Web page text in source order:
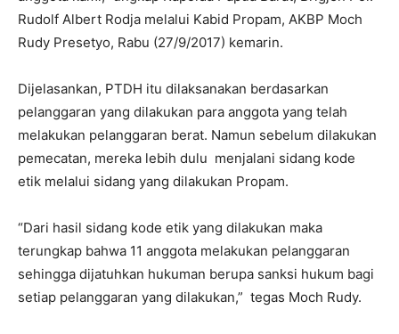
Rudolf Albert Rodja melalui Kabid Propam, AKBP Moch
Rudy Presetyo, Rabu (27/9/2017) kemarin.
Dijelasankan, PTDH itu dilaksanakan berdasarkan
pelanggaran yang dilakukan para anggota yang telah
melakukan pelanggaran berat. Namun sebelum dilakukan
pemecatan, mereka lebih dulu menjalani sidang kode
etik melalui sidang yang dilakukan Propam.
“Dari hasil sidang kode etik yang dilakukan maka
terungkap bahwa 11 anggota melakukan pelanggaran
sehingga dijatuhkan hukuman berupa sanksi hukum bagi
setiap pelanggaran yang dilakukan,” tegas Moch Rudy.